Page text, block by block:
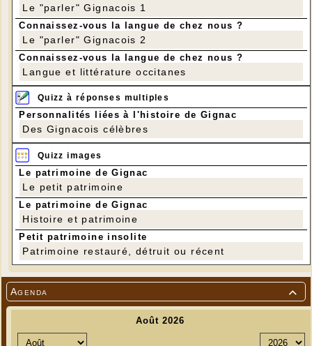

Agenda
Le "parler" Gignacois 1
Connaissez-vous la langue de chez nous ?
Le "parler" Gignacois 2
Connaissez-vous la langue de chez nous ?
Langue et littérature occitanes
Quizz à réponses multiples
Personnalités liées à l'histoire de Gignac
Des Gignacois célèbres
Quizz images
Le patrimoine de Gignac
Le petit patrimoine
Le patrimoine de Gignac
Histoire et patrimoine
Petit patrimoine insolite
Patrimoine restauré, détruit ou récent